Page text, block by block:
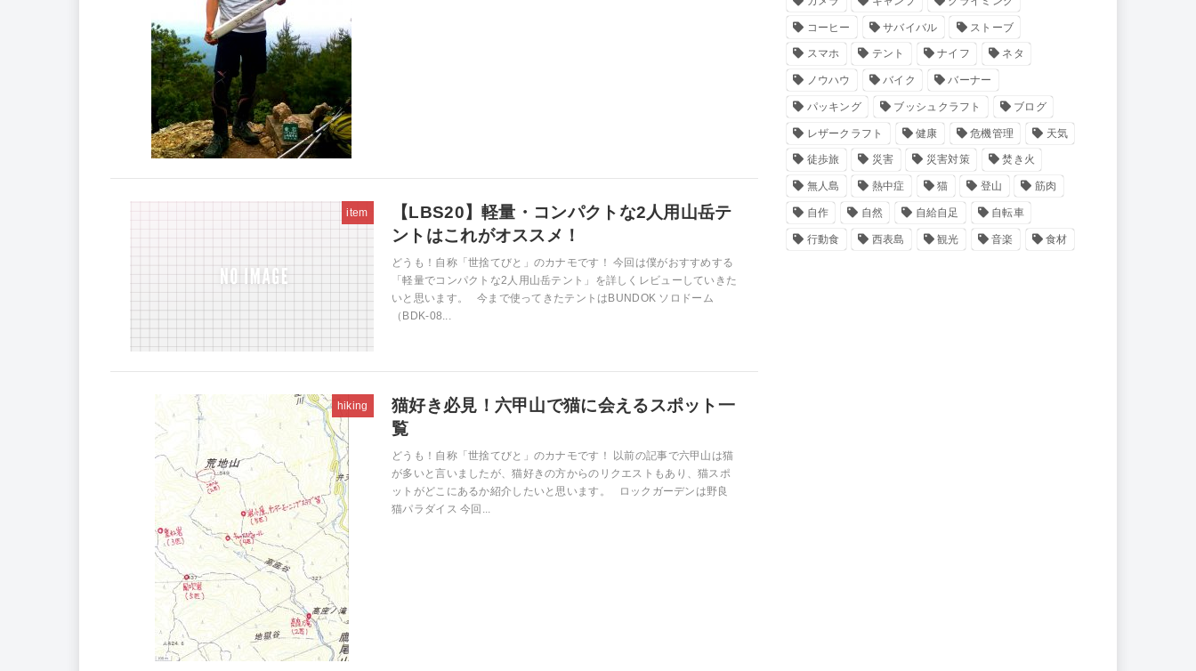
item
【LBS20】軽量・コンパクトな2人用山岳テ
ントはこれがオススメ！
どうも！自称「世捨てびと」のカナモです！ 今回は僕がおすすめする
「軽量でコンパクトな2人用山岳テント」を詳しくレビューしていきた
いと思います。 今まで使ってきたテントはBUNDOK ソロドーム
（BDK-08...
hiking
猫好き必見！六甲山で猫に会えるスポット一
覧
どうも！自称「世捨てびと」のカナモです！ 以前の記事で六甲山は猫
が多いと言いましたが、猫好きの方からのリクエストもあり、猫スポ
ットがどこにあるか紹介したいと思います。 ロックガーデンは野良
猫パラダイス 今回...
コーヒー サバイバル ストーブ
スマホ テント ナイフ ネタ
ノウハウ バイク バーナー
パッキング ブッシュクラフト ブログ
レザークラフト 健康 危機管理 天気
徒歩旅 災害 災害対策 焚き火
無人島 熱中症 猫 登山 筋肉
自作 自然 自給自足 自転車
行動食 西表島 観光 音楽 食材